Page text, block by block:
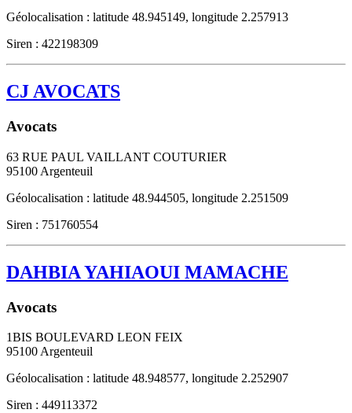
Géolocalisation : latitude 48.945149, longitude 2.257913
Siren : 422198309
CJ AVOCATS
Avocats
63 RUE PAUL VAILLANT COUTURIER
95100 Argenteuil
Géolocalisation : latitude 48.944505, longitude 2.251509
Siren : 751760554
DAHBIA YAHIAOUI MAMACHE
Avocats
1BIS BOULEVARD LEON FEIX
95100Argenteuil
Géolocalisation : latitude 48.948577, longitude 2.252907
Siren : 449113372